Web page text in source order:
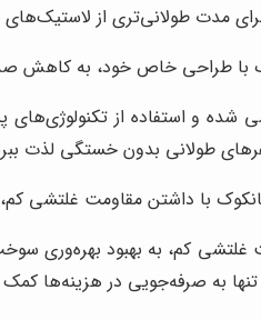
برای مدت طولانی‌تری از
طراحی خاص خود، به کاهش
و استفاده از
طولانی بدون خستگی لذت
با داشتن مقاومت غلتشی
کم، به بهبود بهره‌وری
به صرفه‌جویی در هزینه‌ها